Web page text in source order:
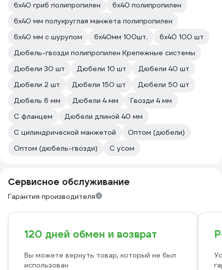
6х40 гриб полипропилен
6х40 полипропилен
6x40 мм полукруглая манжета полипропилен
6х40 мм с шурупом
6х40мм 100шт.
6х40 100 шт
Дюбель-гвозди полипропилен Крепежные системы
Дюбели 30 шт
Дюбели 10 шт
Дюбели 40 шт
Дюбели 2 шт
Дюбели 150 шт
Дюбели 50 шт
Дюбель 6 мм
Дюбели 4 мм
Гвозди 4 мм
С фланцем
Дюбели длиной 40 мм
С цилиндрической манжетой
Оптом (дюбели)
Оптом (дюбель-гвозди)
С усом
Сервисное обслуживание
Гарантия производителя
120 дней обмен и возврат
Вы можете вернуть товар, который не был
использован